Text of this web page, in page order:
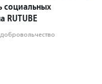
социальных
RUTUBE
доброволь­чест­во